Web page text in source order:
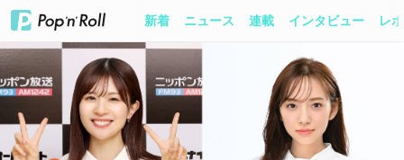
新着 ニュース 連載 インタビュー レ